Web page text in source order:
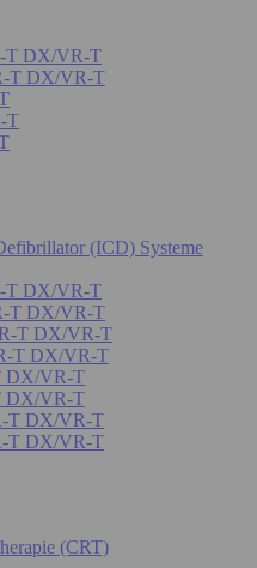
T DX/VR-T
T DX/VR-T
T
(ICD) Systeme
T DX/VR-T
T DX/VR-T
T DX/VR-T
T DX/VR-T
DX/VR-T
DX/VR-T
T DX/VR-T
T DX/VR-T
(CRT)